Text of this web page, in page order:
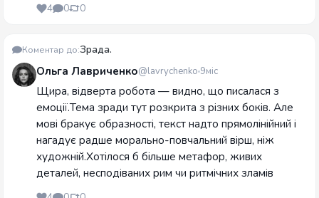
4 0 0
Коментар до:Зрада.
Ольга Лавриченко@lavrychenko 9міс
Щира, відверта робота — видно, що писалася з
емоції.Тема зради тут розкрита з різних боків. Але
мові бракує образності, текст надто прямолінійний і
нагадує радше морально-повчальний вірш, ніж
художній.Хотілося б більше метафор, живих
деталей, несподіваних рим чи ритмічних зламів